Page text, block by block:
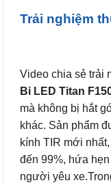
Trải nghiệm
Video chia sẻ trải
Bi LED Titan
mà không bị hắt
khác. Sản phẩm
kính TIR mới
đến 99%, hứa
người yêu